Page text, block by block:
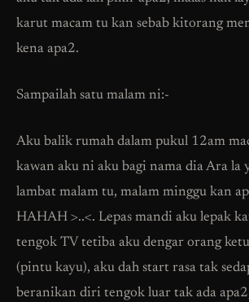
karut macam tu kan sebab kitorang
kena apa2.
Sampailah satu malam ni:-
Aku balik rumah dalam pukul 12am
kawan aku ni aku bagi nama dia Ara la
lambat malam tu, malam minggu kan
HAHAH >..<. Lepas mandi aku lepak
tengok TV tetiba aku dengar orang
(pintu kayu), aku dah start rasa tak
beranikan diri tengok luar tak ada